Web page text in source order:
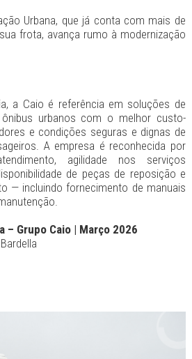
Urbana, que já conta com mais de
frota, avança rumo à modernização
a Caio é referência em soluções de
ônibus urbanos com o melhor custo-
e condições seguras e dignas de
A empresa é reconhecida por
agilidade nos serviços
de peças de reposição e
— incluindo fornecimento de manuais
– Grupo Caio | Março 2026